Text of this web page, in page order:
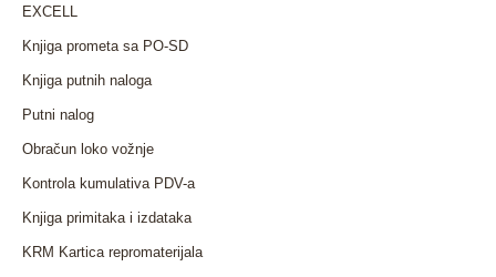
EXCELL
Knjiga prometa sa PO-SD
Knjiga putnih naloga
Putni nalog
Obračun loko vožnje
Kontrola kumulativa PDV-a
Knjiga primitaka i izdataka
KRM Kartica repromaterijala